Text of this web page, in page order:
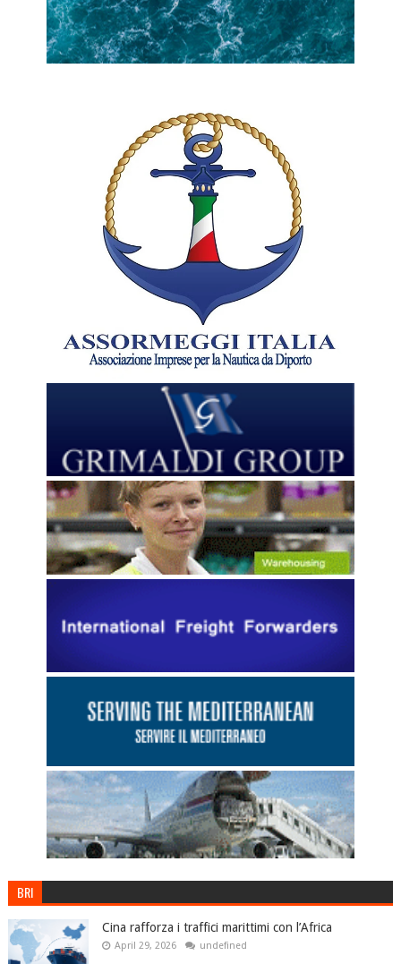
BRI
Cina rafforza i traffici marittimi con l’Africa
April 29, 2026 undefined